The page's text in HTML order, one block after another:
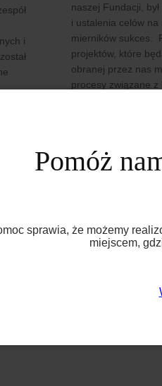
i
nas
i
naszej Fundacji,
i ustalenia celów
mierników sukces.
projektów, które
obranej przez nas
procesy związane
Pomóż
sprawia, że możemy
miejscem,